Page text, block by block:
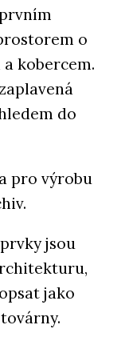
o
kobercem.
do
pro výrobu
jsou
jako